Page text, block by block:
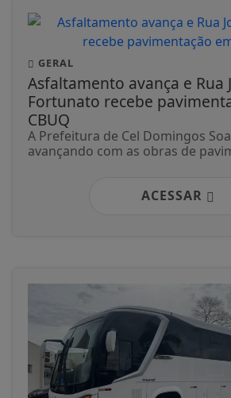
GERAL
Asfaltamento avança e Rua
Fortunato recebe
CBUQ
A Prefeitura de Cel Domingos
avançando com as obras de
ACESSAR